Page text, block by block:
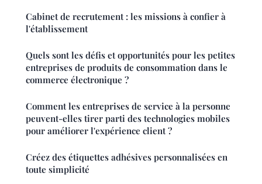
Cabinet de recrutement : les missions à confier à
l'établissement
Quels sont les défis et opportunités pour les petites
entreprises de produits de consommation dans le
commerce électronique ?
Comment les entreprises de service à la personne
peuvent-elles tirer parti des technologies mobiles
pour améliorer l'expérience client ?
Créez des étiquettes adhésives personnalisées en
toute simplicité